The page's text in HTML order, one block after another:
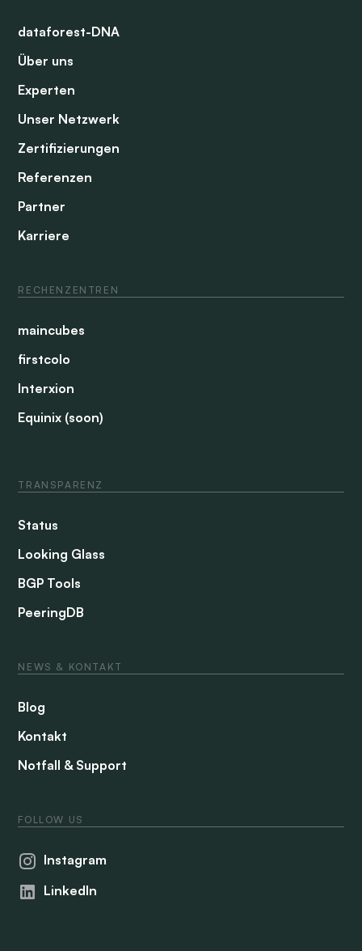
dataforest-DNA
Über uns
Experten
Unser Netzwerk
Zertifizierungen
Referenzen
Partner
Karriere
RECHENZENTREN
maincubes
firstcolo
Interxion
Equinix (soon)
TRANSPARENZ
Status
Looking Glass
BGP Tools
PeeringDB
NEWS & KONTAKT
Blog
Kontakt
Notfall & Support
FOLLOW US
Instagram
LinkedIn